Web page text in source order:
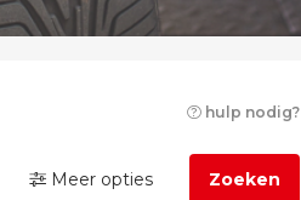
hulp nodig?
Meer opties Zoeken